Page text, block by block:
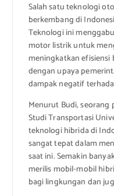
Salah satu teknologi
berkembang di
Teknologi ini
motor listrik untuk
meningkatkan efisiensi
dengan upaya
dampak negatif
Menurut Budi,
Studi Transportasi
teknologi hibrida di
sangat tepat dalam
saat ini. Semakin
merilis mobil-mobil
bagi lingkungan dan